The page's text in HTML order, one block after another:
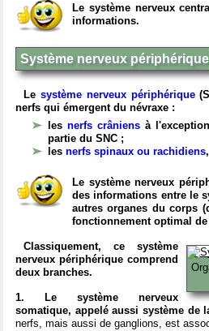
Le système nerveux
informations.
Système nerveux périphérique
Le système nerveux périphérique
nerfs qui émergent du névraxe :
les nerfs crâniens à
partie du SNC ;
les nerfs spinaux ou rachidiens,
Le système nerveux
des informations entre le
autres organes du corps
fonctionnement optimal
Classiquement, ce système
nerveux périphérique comprend
deux branches.
1. Le système nerveux
somatique, appelé aussi système de
nerfs, mais aussi de ganglions, est